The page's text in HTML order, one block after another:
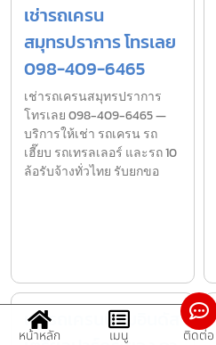
เช่ารถเครน
สมุทรปราการ โทรเลย
098-409-6465
เช่ารถเครนสมุทรปราการ
โทรเลย 098-409-6465 —
บริการให้เช่า รถเครน รถ
เฮี๊ยบ รถเทรลเลอร์ และรถ 10
ล้อรับจ้างทั่วไทย รับยกขอ
เช่ารถเครนนิคมอินดัส
หน้าหลัก เมนู ติดต่อ